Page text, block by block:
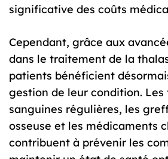
significative des coûts
Cependant, grâce aux
dans le traitement de la
patients bénéficient
gestion de leur condition. Les
sanguines régulières, les
osseuse et les médicaments
contribuent à prévenir les